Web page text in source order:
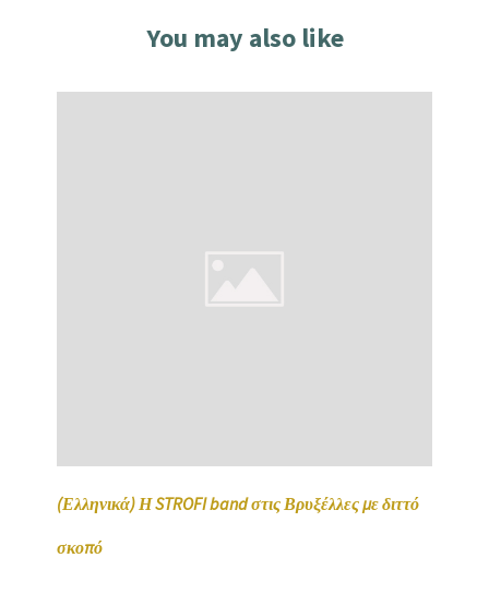
You may also like
(Ελληνικά) Η STROFI band στις Βρυξέλλες με διττό
σκοπό